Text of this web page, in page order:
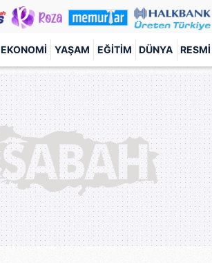
EKONOMI YAŞAM EĞITIM DÜNYA